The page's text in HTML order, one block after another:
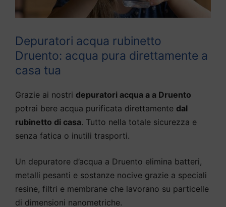
Depuratori acqua rubinetto
Druento: acqua pura direttamente a
casa tua
Grazie ai nostri depuratori acqua a a Druento
potrai bere acqua purificata direttamente dal
rubinetto di casa. Tutto nella totale sicurezza e
senza fatica o inutili trasporti.
Un depuratore d’acqua a Druento elimina batteri,
metalli pesanti e sostanze nocive grazie a speciali
resine, filtri e membrane che lavorano su particelle
di dimensioni nanometriche.